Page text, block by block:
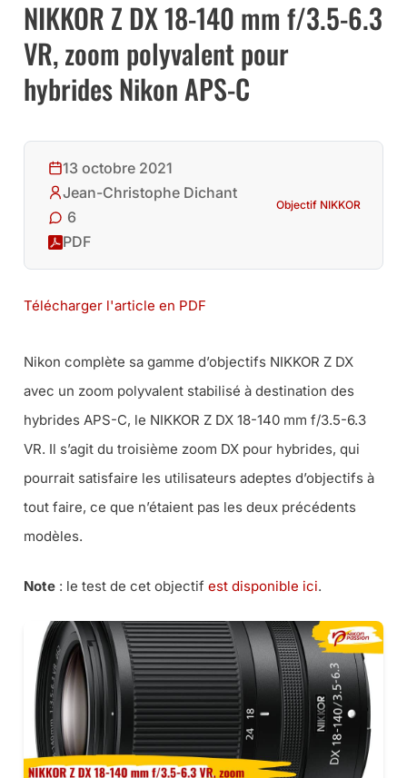
NIKKOR Z DX 18-140 mm f/3.5-6.3
VR, zoom polyvalent pour
hybrides Nikon APS-C
13 octobre 2021
Jean-Christophe Dichant
6
PDF
Objectif NIKKOR
Télécharger l'article en PDF
Nikon complète sa gamme d’objectifs NIKKOR Z DX
avec un zoom polyvalent stabilisé à destination des
hybrides APS-C, le NIKKOR Z DX 18-140 mm f/3.5-6.3
VR. Il s’agit du troisième zoom DX pour hybrides, qui
pourrait satisfaire les utilisateurs adeptes d’objectifs à
tout faire, ce que n’étaient pas les deux précédents
modèles.
Note : le test de cet objectif est disponible ici.